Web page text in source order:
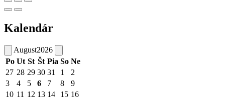
Kalendár
August2026
Po Ut St Št Pia So Ne
27 28 29 30 31 1
2
3
4 5 6 7 8
9
10 11 12 13 14 15 16